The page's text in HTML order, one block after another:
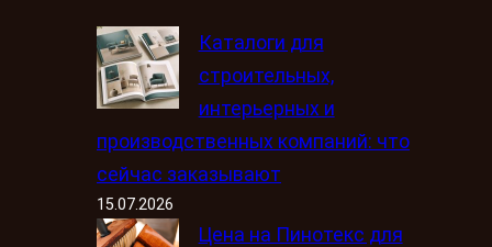
Каталоги для
строительных,
интерьерных и
производственных компаний: что
сейчас заказывают
15.07.2026
Цена на Пинотекс для